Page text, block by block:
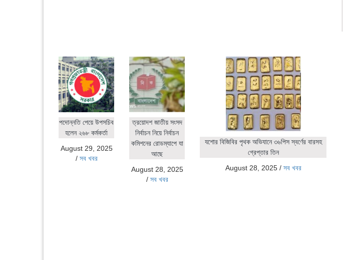
পদোন্নতি পেয়ে উপসচিব
হলেন ২৬৮ কর্মকর্তা
August 29, 2025
/ সব খবর
ত্রয়োদশ জাতীয় সংসদ
নির্বাচন নিয়ে নির্বাচন
কমিশনের রোডম্যাপে যা
আছে
August 28, 2025
/ সব খবর
যশোর বিজিবির পৃথক অভিযানে ৩৬পিস স্বর্ণের বারসহ
গ্রেপ্তার তিন
August 28, 2025/ সব খবর